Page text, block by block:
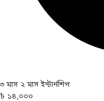
৩ মাস ২ মাস ইন্টার্নশিপ
৳ ১৪,০০০